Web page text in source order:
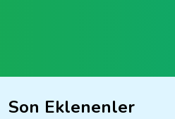
Son Eklenenler